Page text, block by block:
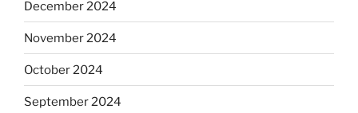
December 2024
November 2024
October 2024
September 2024